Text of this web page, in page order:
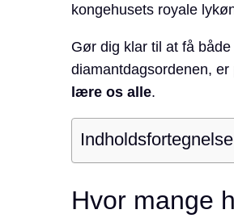
kongehusets royale
Gør dig klar til at få
diamantdagsordenen,
lære os alle.
Indholdsfortegnelse
Hvor mange